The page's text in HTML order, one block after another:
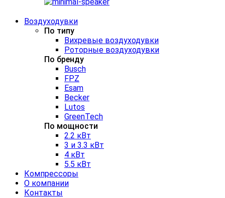
Воздуходувки
По типу
Вихревые воздуходувки
Роторные воздуходувки
По бренду
Busch
FPZ
Esam
Becker
Lutos
GreenTech
По мощности
2.2 кВт
3 и 3.3 кВт
4 кВт
5.5 кВт
Компрессоры
О компании
Контакты